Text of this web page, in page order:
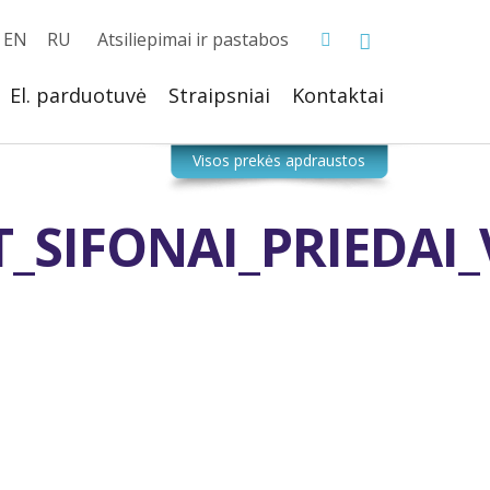
Atsiliepimai ir pastabos
EN RU
El. parduotuvė Straipsniai Kontaktai